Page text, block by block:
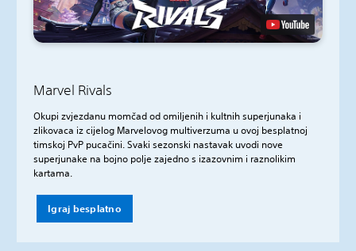
Marvel Rivals
Okupi zvjezdanu momčad od omiljenih i kultnih superjunaka i
zlikovaca iz cijelog Marvelovog multiverzuma u ovoj besplatnoj
timskoj PvP pucačini. Svaki sezonski nastavak uvodi nove
superjunake na bojno polje zajedno s izazovnim i raznolikim
kartama.
Igraj besplatno